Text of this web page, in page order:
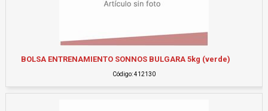
BOLSA ENTRENAMIENTO SONNOS BULGARA 5kg (verde)
Código: 412130